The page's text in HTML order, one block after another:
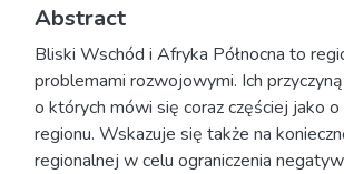
Abstract
Bliski Wschód i Afryka Północna to
problemami rozwojowymi. Ich
o których mówi się coraz częściej jako
regionu. Wskazuje się także na
regionalnej w celu ograniczenia